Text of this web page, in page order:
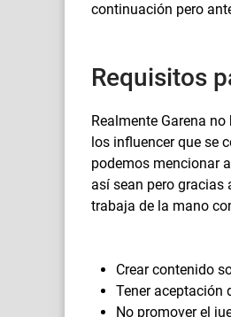
continuación pero
Requisitos
Realmente Garena
los influencer que se
podemos mencionar
así sean pero gracias
trabaja de la mano
Crear contenido
Tener aceptación
No promover el